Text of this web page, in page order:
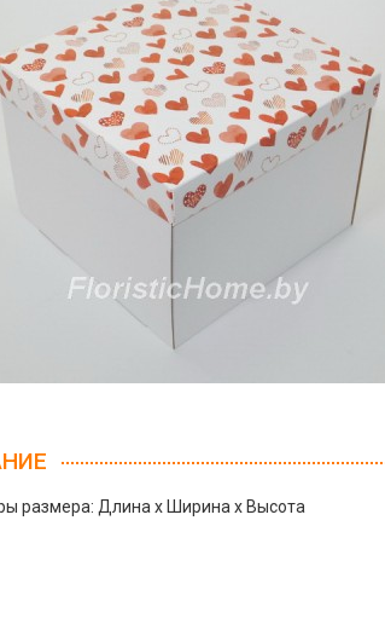
размера: Длина х Ширина х Высота